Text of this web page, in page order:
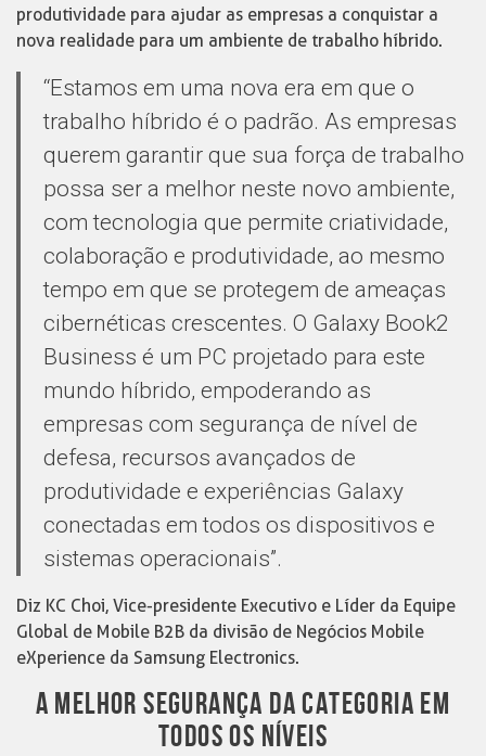
produtividade para ajudar as empresas a conquistar a
nova realidade para um ambiente de trabalho híbrido.
“Estamos em uma nova era em que o
trabalho híbrido é o padrão. As empresas
querem garantir que sua força de trabalho
possa ser a melhor neste novo ambiente,
com tecnologia que permite criatividade,
colaboração e produtividade, ao mesmo
tempo em que se protegem de ameaças
cibernéticas crescentes. O Galaxy Book2
Business é um PC projetado para este
mundo híbrido, empoderando as
empresas com segurança de nível de
defesa, recursos avançados de
produtividade e experiências Galaxy
conectadas em todos os dispositivos e
sistemas operacionais”.
Diz KC Choi, Vice-presidente Executivo e Líder da Equipe
Global de Mobile B2B da divisão de Negócios Mobile
eXperience da Samsung Electronics.
A MELHOR SEGURANÇA DA CATEGORIA EM
TODOS OS NÍVEIS